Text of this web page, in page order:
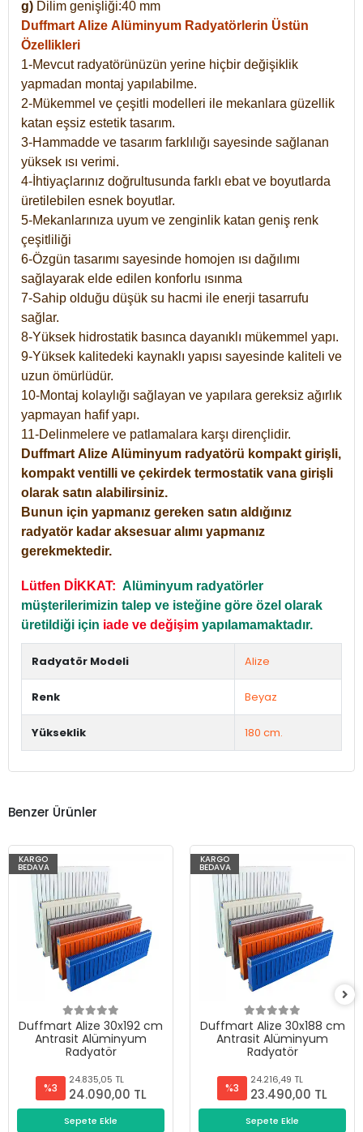
g) Dilim genişliği:40 mm
Duffmart Alize Alüminyum Radyatörlerin Üstün
Özellikleri
1-Mevcut radyatörünüzün yerine hiçbir değişiklik
yapmadan montaj yapılabilme.
2-Mükemmel ve çeşitli modelleri ile mekanlara güzellik
katan eşsiz estetik tasarım.
3-Hammadde ve tasarım farklılığı sayesinde sağlanan
yüksek ısı verimi.
4-İhtiyaçlarınız doğrultusunda farklı ebat ve boyutlarda
üretilebilen esnek boyutlar.
5-Mekanlarınıza uyum ve zenginlik katan geniş renk
çeşitliliği
6-Özgün tasarımı sayesinde homojen ısı dağılımı
sağlayarak elde edilen konforlu ısınma
7-Sahip olduğu düşük su hacmi ile enerji tasarrufu
sağlar.
8-Yüksek hidrostatik basınca dayanıklı mükemmel yapı.
9-Yüksek kalitedeki kaynaklı yapısı sayesinde kaliteli ve
uzun ömürlüdür.
10-Montaj kolaylığı sağlayan ve yapılara gereksiz ağırlık
yapmayan hafif yapı.
11-Delinmelere ve patlamalara karşı dirençlidir.
Duffmart Alize Alüminyum radyatörü kompakt girişli,
kompakt ventilli ve çekirdek termostatik vana girişli
olarak satın alabilirsiniz.
Bunun için yapmanız gereken satın aldığınız
radyatör kadar aksesuar alımı yapmanız
gerekmektedir.
Lütfen DİKKAT: Alüminyum radyatörler
müşterilerimizin talep ve isteğine göre özel olarak
üretildiği için iade ve değişim yapılamamaktadır.
Radyatör Modeli Alize
Renk Beyaz
Yükseklik 180 cm.
Benzer Ürünler
KARGO
BEDAVA
Duffmart Alize 30x192 cm
Antrasit Alüminyum
Radyatör
%3
24.835,05 TL
24.090,00 TL
Sepete Ekle
KARGO
BEDAVA
Duffmart Alize 30x188 cm
Antrasit Alüminyum
Radyatör
%3
24.216,49 TL
23.490,00 TL
Sepete Ekle